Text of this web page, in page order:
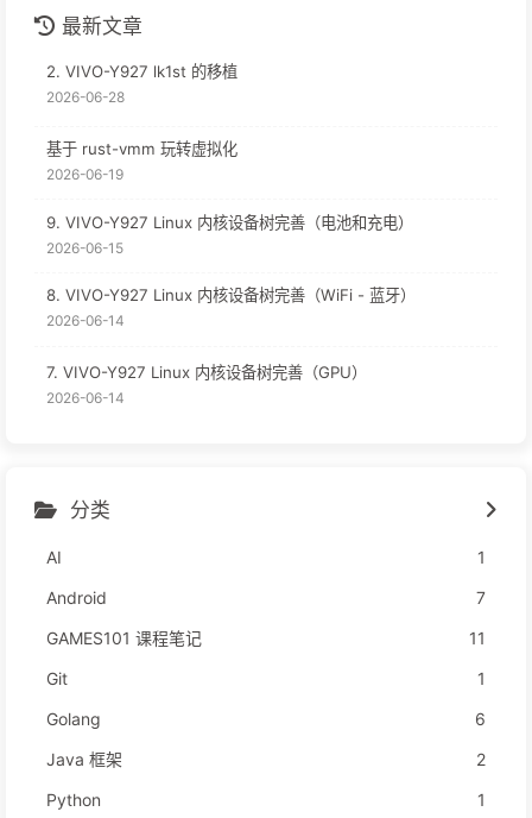
最新文章
2. VIVO-Y927 lk1st 的移植
2026-06-28
基于 rust-vmm 玩转虚拟化
2026-06-19
9. VIVO-Y927 Linux 内核设备树完善（电池和充电）
2026-06-15
8. VIVO-Y927 Linux 内核设备树完善（WiFi - 蓝牙）
2026-06-14
7. VIVO-Y927 Linux 内核设备树完善（GPU）
2026-06-14
分类
AI
1
Android
7
GAMES101 课程笔记
11
Git
1
Golang
6
Java 框架
2
Python
1